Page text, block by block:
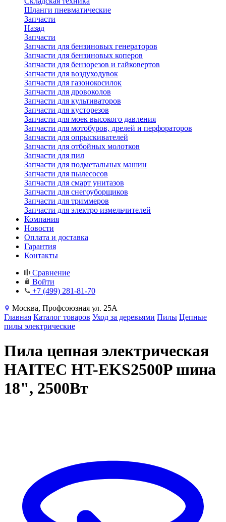
Шланги пневматические
Запчасти
Назад
Запчасти
Запчасти для бензиновых генераторов
Запчасти для бензиновых коперов
Запчасти для бензорезов и гайковертов
Запчасти для воздуходувок
Запчасти для газонокосилок
Запчасти для дровоколов
Запчасти для культиваторов
Запчасти для кусторезов
Запчасти для моек высокого давления
Запчасти для мотобуров, дрелей и перфораторов
Запчасти для опрыскивателей
Запчасти для отбойных молотков
Запчасти для пил
Запчасти для подметальных машин
Запчасти для пылесосов
Запчасти для смарт унитазов
Запчасти для снегоуборщиков
Запчасти для триммеров
Запчасти для электро измельчителей
Компания
Новости
Оплата и доставка
Гарантия
Контакты
Сравнение
Войти
+7 (499) 281-81-70
Москва, Профсоюзная ул. 25А
Главная Каталог товаров Уход за деревьями Пилы Цепные
пилы электрические
Пила цепная электрическая
HAITEC HT-EKS2500P шина
18", 2500Вт